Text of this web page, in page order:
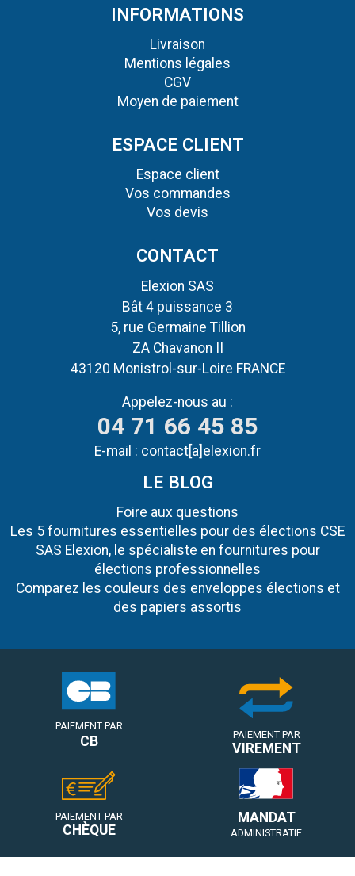
INFORMATIONS
Livraison
Mentions légales
CGV
Moyen de paiement
ESPACE CLIENT
Espace client
Vos commandes
Vos devis
CONTACT
Elexion SAS
Bât 4 puissance 3
5, rue Germaine Tillion
ZA Chavanon II
43120 Monistrol-sur-Loire FRANCE
Appelez-nous au :
04 71 66 45 85
E-mail : contact[a]elexion.fr
LE BLOG
Foire aux questions
Les 5 fournitures essentielles pour des élections CSE
SAS Elexion, le spécialiste en fournitures pour
élections professionnelles
Comparez les couleurs des enveloppes élections et
des papiers assortis
PAIEMENT PAR
CB PAIEMENT PAR
VIREMENT
PAIEMENT PAR
CHÈQUE
MANDAT
ADMINISTRATIF